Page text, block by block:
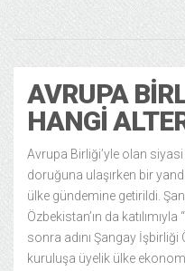
AVRUPA
HANGI
Avrupa Birliği’yle olan
doruğuna ulaşırken bir
ülke gündemine getirildi.
Özbekistan’ın da
sonra adını Şangay
kuruluşa üyelik ülke